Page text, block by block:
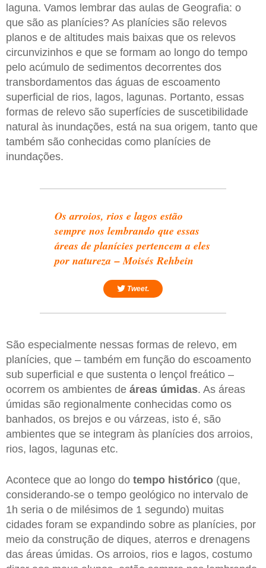
laguna. Vamos lembrar das aulas de Geografia: o
que são as planícies? As planícies são relevos
planos e de altitudes mais baixas que os relevos
circunvizinhos e que se formam ao longo do tempo
pelo acúmulo de sedimentos decorrentes dos
transbordamentos das águas de escoamento
superficial de rios, lagos, lagunas. Portanto, essas
formas de relevo são superfícies de suscetibilidade
natural às inundações, está na sua origem, tanto que
também são conhecidas como planícies de
inundações.
Os arroios, rios e lagos estão
sempre nos lembrando que essas
áreas de planícies pertencem a eles
por natureza – Moisés Rehbein
Tweet.
São especialmente nessas formas de relevo, em
planícies, que – também em função do escoamento
sub superficial e que sustenta o lençol freático –
ocorrem os ambientes de áreas úmidas. As áreas
úmidas são regionalmente conhecidas como os
banhados, os brejos e ou várzeas, isto é, são
ambientes que se integram às planícies dos arroios,
rios, lagos, lagunas etc.
Acontece que ao longo do tempo histórico (que,
considerando-se o tempo geológico no intervalo de
1h seria o de milésimos de 1 segundo) muitas
cidades foram se expandindo sobre as planícies, por
meio da construção de diques, aterros e drenagens
das áreas úmidas. Os arroios, rios e lagos, costumo